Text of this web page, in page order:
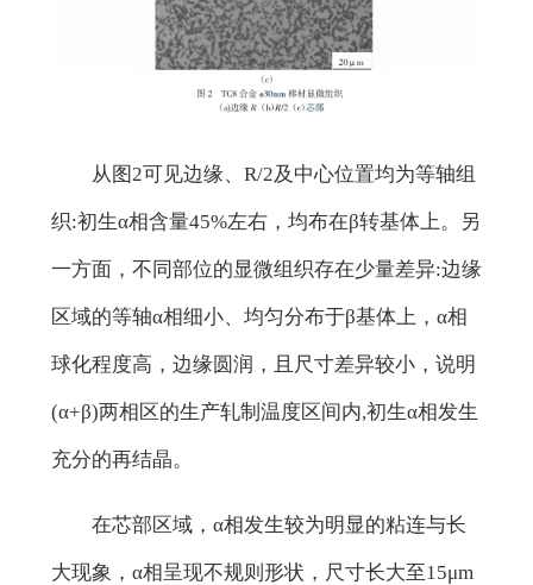
从图2可见边缘、R/2及中心位置均为等轴组
织:初生α相含量45%左右，均布在β转基体上。另
一方面，不同部位的显微组织存在少量差异:边缘
区域的等轴α相细小、均匀分布于β基体上，α相
球化程度高，边缘圆润，且尺寸差异较小，说明
(α+β)两相区的生产轧制温度区间内,初生α相发生
充分的再结晶。
在芯部区域，α相发生较为明显的粘连与长
大现象，α相呈现不规则形状，尺寸长大至15μm